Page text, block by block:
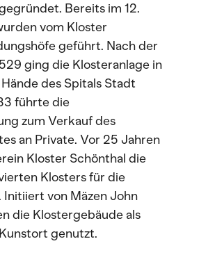
Bereits im 12.
vom Kloster
geführt. Nach der
ging die Klosteranlage in
des Spitals Stadt
führte die
zum Verkauf des
an Private. Vor 25 Jahren
Kloster Schönthal die
Klosters für die
von Mäzen John
die Klostergebäude als
genutzt.